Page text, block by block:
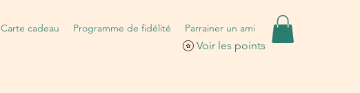
Carte cadeau Programme de fidélité Parrainer un ami
Voir les points